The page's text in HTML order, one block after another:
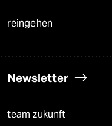
reingehen
Newsletter
team zukunft